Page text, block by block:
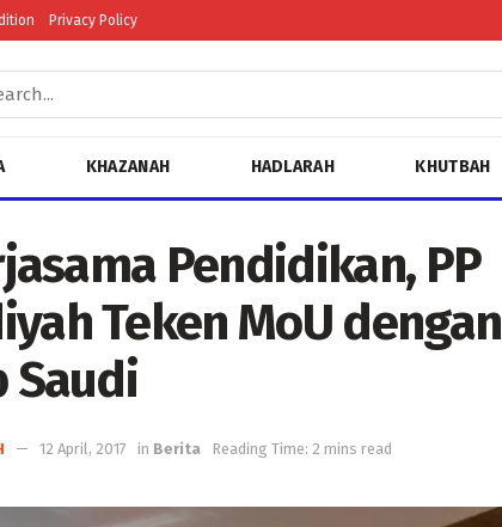
Privacy Policy
KHAZANAH HADLARAH KHUTBAH
Pendidikan, PP
Teken MoU dengan
Saudi
12 April, 2017 in Berita Reading Time: 2 mins read